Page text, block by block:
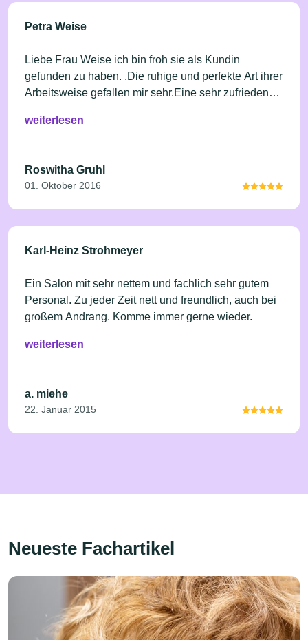
Petra Weise
Liebe Frau Weise ich bin froh sie als Kundin
gefunden zu haben. .Die ruhige und perfekte Art ihrer
Arbeitsweise gefallen mir sehr.Eine sehr zufriedene
weiterlesen
Roswitha Gruhl
01. Oktober 2016
Karl-Heinz Strohmeyer
Ein Salon mit sehr nettem und fachlich sehr gutem
Personal. Zu jeder Zeit nett und freundlich, auch bei
großem Andrang. Komme immer gerne wieder.
weiterlesen
a. miehe
22. Januar 2015
Neueste Fachartikel